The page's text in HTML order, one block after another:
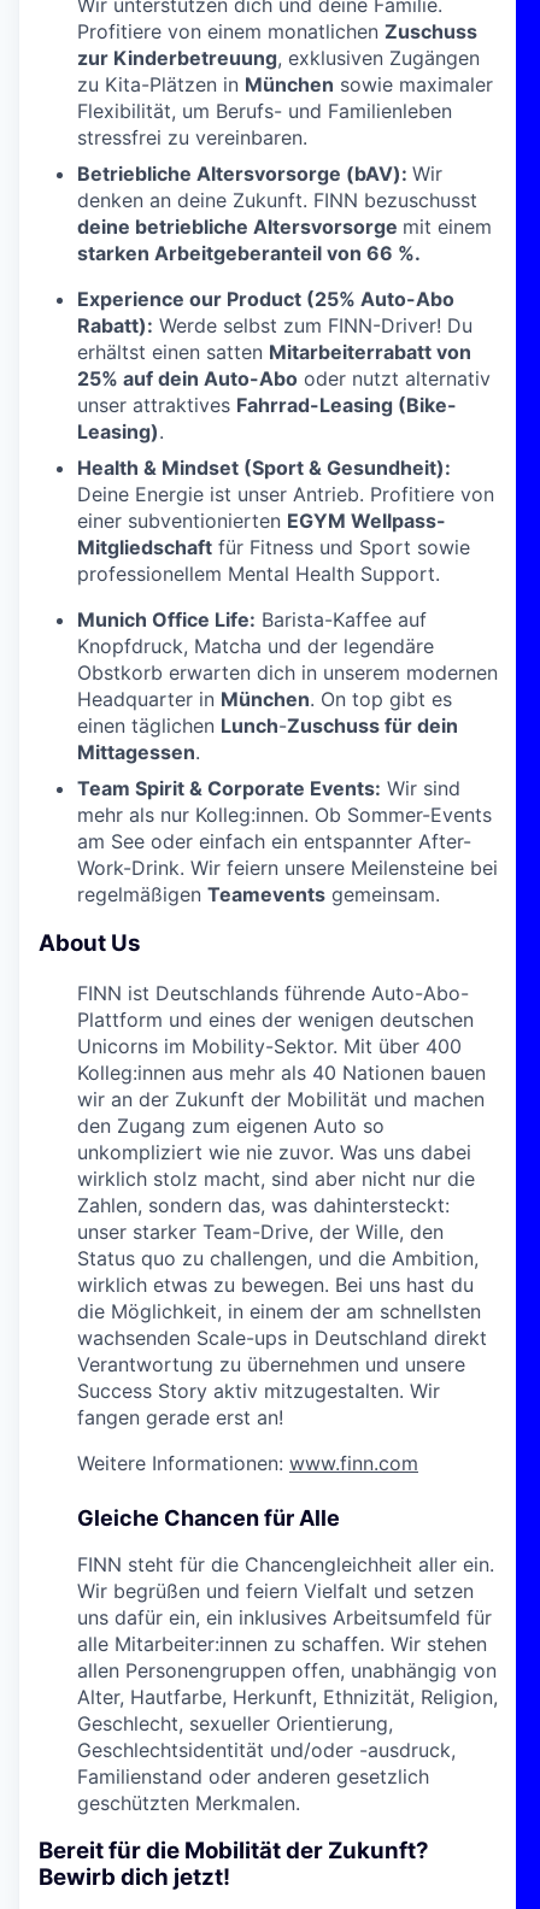
Wir unterstützen dich und deine Familie.
Profitiere von einem monatlichen Zuschuss
zur Kinderbetreuung, exklusiven Zugängen
zu Kita-Plätzen in München sowie maximaler
Flexibilität, um Berufs- und Familienleben
stressfrei zu vereinbaren.
Betriebliche Altersvorsorge (bAV): Wir
denken an deine Zukunft. FINN bezuschusst
deine betriebliche Altersvorsorge mit einem
starken Arbeitgeberanteil von 66 %.
Experience our Product (25% Auto-Abo
Rabatt): Werde selbst zum FINN-Driver! Du
erhältst einen satten Mitarbeiterrabatt von
25% auf dein Auto-Abo oder nutzt alternativ
unser attraktives Fahrrad-Leasing (Bike-
Leasing).
Health & Mindset (Sport & Gesundheit):
Deine Energie ist unser Antrieb. Profitiere von
einer subventionierten EGYM Wellpass-
Mitgliedschaft für Fitness und Sport sowie
professionellem Mental Health Support.
Munich Office Life: Barista-Kaffee auf
Knopfdruck, Matcha und der legendäre
Obstkorb erwarten dich in unserem modernen
Headquarter in München. On top gibt es
einen täglichen Lunch-Zuschuss für dein
Mittagessen.
Team Spirit & Corporate Events: Wir sind
mehr als nur Kolleg:innen. Ob Sommer-Events
am See oder einfach ein entspannter After-
Work-Drink. Wir feiern unsere Meilensteine bei
regelmäßigen Teamevents gemeinsam.
About Us
FINN ist Deutschlands führende Auto-Abo-
Plattform und eines der wenigen deutschen
Unicorns im Mobility-Sektor. Mit über 400
Kolleg:innen aus mehr als 40 Nationen bauen
wir an der Zukunft der Mobilität und machen
den Zugang zum eigenen Auto so
unkompliziert wie nie zuvor. Was uns dabei
wirklich stolz macht, sind aber nicht nur die
Zahlen, sondern das, was dahintersteckt:
unser starker Team-Drive, der Wille, den
Status quo zu challengen, und die Ambition,
wirklich etwas zu bewegen. Bei uns hast du
die Möglichkeit, in einem der am schnellsten
wachsenden Scale-ups in Deutschland direkt
Verantwortung zu übernehmen und unsere
Success Story aktiv mitzugestalten. Wir
fangen gerade erst an!
Weitere Informationen: www.finn.com
Gleiche Chancen für Alle
FINN steht für die Chancengleichheit aller ein.
Wir begrüßen und feiern Vielfalt und setzen
uns dafür ein, ein inklusives Arbeitsumfeld für
alle Mitarbeiter:innen zu schaffen. Wir stehen
allen Personengruppen offen, unabhängig von
Alter, Hautfarbe, Herkunft, Ethnizität, Religion,
Geschlecht, sexueller Orientierung,
Geschlechtsidentität und/oder -ausdruck,
Familienstand oder anderen gesetzlich
geschützten Merkmalen.
Bereit für die Mobilität der Zukunft?
Bewirb dich jetzt!